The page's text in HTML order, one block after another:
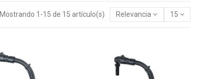
Mostrando 1-15 de 15 artículo(s) Relevancia 15